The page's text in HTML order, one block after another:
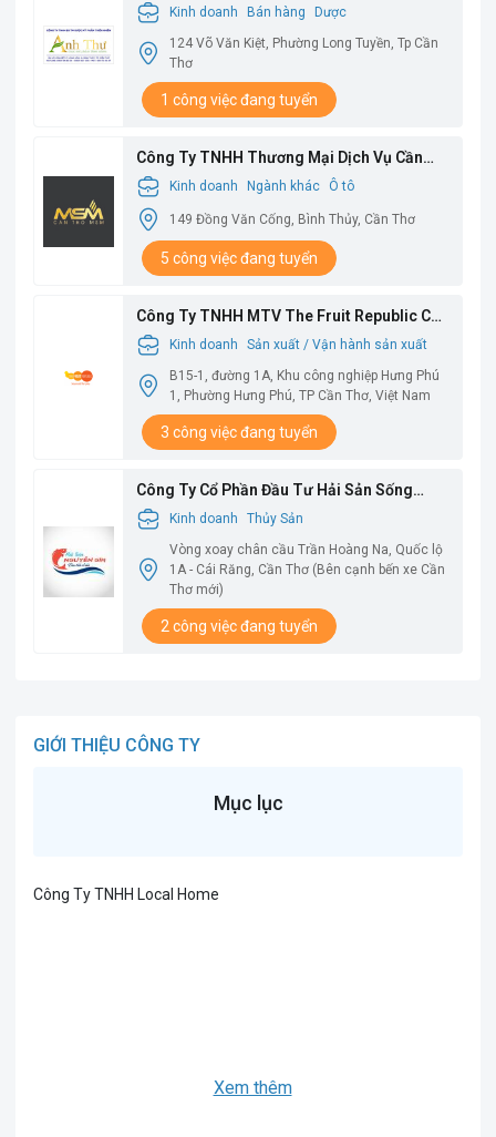
Thư
Kinh doanh Bán hàng
Dược
124 Võ Văn Kiệt, Phường Long Tuyền, Tp Cần
Thơ
1 công việc đang tuyển
Công Ty TNHH Thương Mại Dịch Vụ Cần
Thơ MSMKinh doanh Ngành khác Ô tô
149 Đồng Văn Cống, Bình Thủy, Cần Thơ
5 công việc đang tuyển
Công Ty TNHH MTV The Fruit Republic Cần
Thơ
Kinh doanh
Sản xuất / Vận hành sản xuất
B15-1, đường 1A, Khu công nghiệp Hưng Phú
1, Phường Hưng Phú, TP Cần Thơ, Việt Nam
3 công việc đang tuyển
Công Ty Cổ Phần Đầu Tư Hải Sản Sống
Nguyễn Gia
Kinh doanh
Thủy Sản
Vòng xoay chân cầu Trần Hoàng Na, Quốc lộ
1A - Cái Răng, Cần Thơ (Bên cạnh bến xe Cần
Thơ mới)
2 công việc đang tuyển
GIỚI THIỆU CÔNG TY
Mục lục
Công Ty TNHH Local Home
Xem thêm